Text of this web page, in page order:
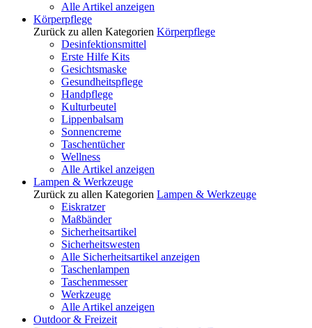
Alle Artikel anzeigen
Körperpflege
Zurück zu allen Kategorien Körperpflege
Desinfektionsmittel
Erste Hilfe Kits
Gesichtsmaske
Gesundheitspflege
Handpflege
Kulturbeutel
Lippenbalsam
Sonnencreme
Taschentücher
Wellness
Alle Artikel anzeigen
Lampen & Werkzeuge
Zurück zu allen Kategorien Lampen & Werkzeuge
Eiskratzer
Maßbänder
Sicherheitsartikel
Sicherheitswesten
Alle Sicherheitsartikel anzeigen
Taschenlampen
Taschenmesser
Werkzeuge
Alle Artikel anzeigen
Outdoor & Freizeit